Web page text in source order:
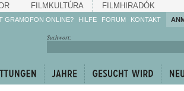
FILMKULTÚRA FILMHIRADÓK
GRAMOFON ONLINE? HILFE
Machen Sie mit!
weiter!
FORUM KONTAKT
Suchwort: